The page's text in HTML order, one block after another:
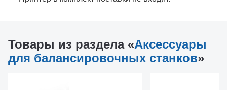
Товары из раздела «Аксессуары
для балансировочных станков»